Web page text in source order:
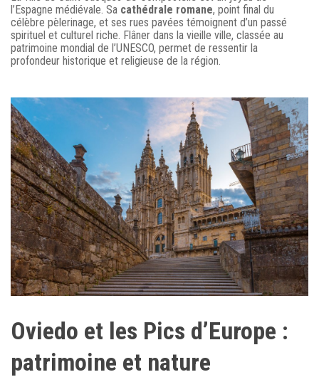
l’Espagne médiévale. Sa cathédrale romane, point final du
célèbre pèlerinage, et ses rues pavées témoignent d’un passé
spirituel et culturel riche. Flâner dans la vieille ville, classée au
patrimoine mondial de l’UNESCO, permet de ressentir la
profondeur historique et religieuse de la région.
Oviedo et les Pics d’Europe :
patrimoine et nature